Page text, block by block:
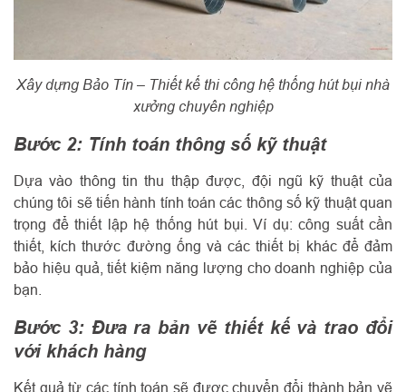
Xây dựng Bảo Tín – Thiết kế thi công hệ thống hút bụi nhà
xưởng chuyên nghiệp
Bước 2: Tính toán thông số kỹ thuật
Dựa vào thông tin thu thập được, đội ngũ kỹ thuật của
chúng tôi sẽ tiến hành tính toán các thông số kỹ thuật quan
trọng để thiết lập hệ thống hút bụi. Ví dụ: công suất cần
thiết, kích thước đường ống và các thiết bị khác để đảm
bảo hiệu quả, tiết kiệm năng lượng cho doanh nghiệp của
bạn.
Bước 3: Đưa ra bản vẽ thiết kế và trao đổi
với khách hàng
Kết quả từ các tính toán sẽ được chuyển đổi thành bản vẽ